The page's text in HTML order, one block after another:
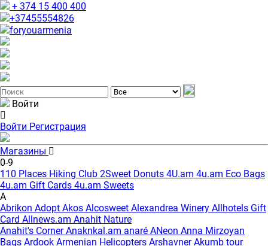
+ 374 15 400 400
+37455554826
foryouarmenia
Войти
Войти Регистрация
Магазины
0-9
110 Places Hiking Club 2Sweet Donuts 4U.am 4u.am Eco Bags
4u.am Gift Cards 4u.am Sweets
A
Abrikon Adopt Akos Alcosweet Alexandrea Winery Allhotels Gift
Card Allnews.am Anahit Nature
Anahit's CornerAnaknkal.am anaré ANeon Anna Mirzoyan
Bags Ardook Armenian Helicopters Arshavner Akumb tour